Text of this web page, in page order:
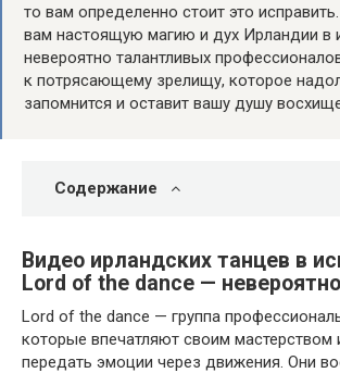
то вам определенно стоит это
вам настоящую магию и дух Ирландии в
невероятно талантливых
к потрясающему зрелищу, которое
запомнится и оставит вашу душу
Содержание
Видео ирландских танцев в
Lord of the dance —
Lord of the dance — группа
которые впечатляют своим мастерством
передать эмоции через движения. Они